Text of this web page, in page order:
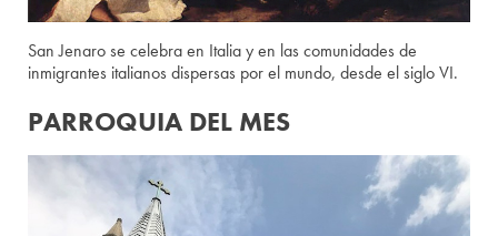
San Jenaro se celebra en Italia y en las comunidades de
inmigrantes italianos dispersas por el mundo, desde el siglo VI.
PARROQUIA DEL MES